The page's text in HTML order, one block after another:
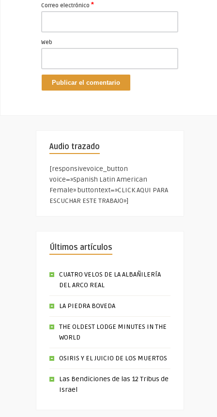
Correo electrónico *
Web
Audio trazado
[responsivevoice_button
voice=»Spanish Latin American
Female» buttontext=»CLICK AQUI PARA
ESCUCHAR ESTE TRABAJO»]
Últimos artículos
CUATRO VELOS DE LA ALBAÑILERÍA
DEL ARCO REAL
LA PIEDRA BOVEDA
THE OLDEST LODGE MINUTES IN THE
WORLD
OSIRIS Y EL JUICIO DE LOS MUERTOS
Las Bendiciones de las 12 Tribus de
Israel